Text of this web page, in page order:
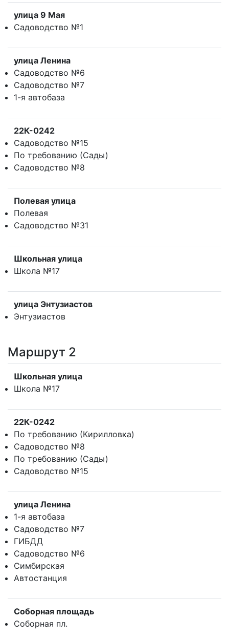
улица 9 Мая
Садоводство №1
улица Ленина
Садоводство №6
Садоводство №7
1-я автобаза
22К-0242
Садоводство №15
По требованию (Сады)
Садоводство №8
Полевая улица
Полевая
Садоводство №31
Школьная улица
Школа №17
улица Энтузиастов
Энтузиастов
Маршрут 2
Школьная улица
Школа №17
22К-0242
По требованию (Кирилловка)
Садоводство №8
По требованию (Сады)
Садоводство №15
улица Ленина
1-я автобаза
Садоводство №7
ГИБДД
Садоводство №6
Симбирская
Автостанция
Соборная площадь
Соборная пл.